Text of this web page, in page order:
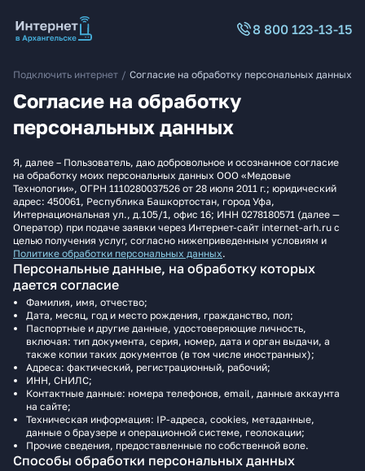
8 800 123-13-15
Подключить интернет / Согласие на обработку персональных данных
Согласие на обработку
персональных данных
Я, далее – Пользователь, даю добровольное и осознанное согласие
на обработку моих персональных данных ООО «Медовые
Технологии», ОГРН 1110280037526 от 28 июля 2011 г.; юридический
адрес: 450061, Республика Башкортостан, город Уфа,
Интернациональная ул., д.105/1, офис 16; ИНН 0278180571 (далее —
Оператор) при подаче заявки через Интернет-сайт internet-arh.ru с
целью получения услуг, согласно нижеприведенным условиям и
Политике обработки персональных данных.
Персональные данные, на обработку которых
дается согласие
Фамилия, имя, отчество;
Дата, месяц, год и место рождения, гражданство, пол;
Паспортные и другие данные, удостоверяющие личность,
включая: тип документа, серия, номер, дата и орган выдачи, а
также копии таких документов (в том числе иностранных);
Адреса: фактический, регистрационный, рабочий;
ИНН, СНИЛС;
Контактные данные: номера телефонов, email, данные аккаунта
на сайте;
Техническая информация: IP-адреса, cookies, метаданные,
данные о браузере и операционной системе, геолокации;
Прочие сведения, предоставленные по собственной воле.
Способы обработки персональных данных